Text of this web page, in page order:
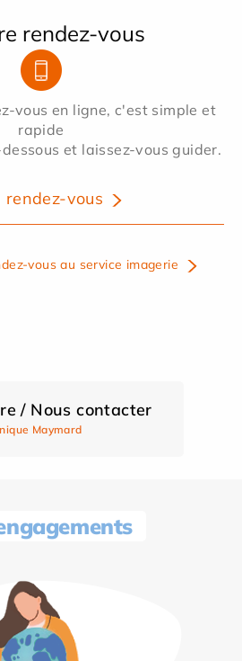
rendez-vous
vous en ligne, c'est simple et
rapide
et laissez-vous guider.
rendez-vous
vous au service imagerie
/ Nous contacter
Maymard